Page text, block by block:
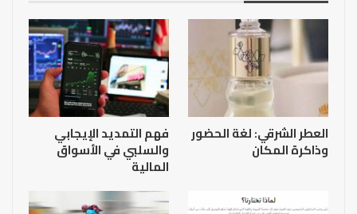
العطر الشرقي: لغة الحضور
وذاكرة المكان
فهم التمديد الإيجابي
والسلبي في الأسواق
المالية